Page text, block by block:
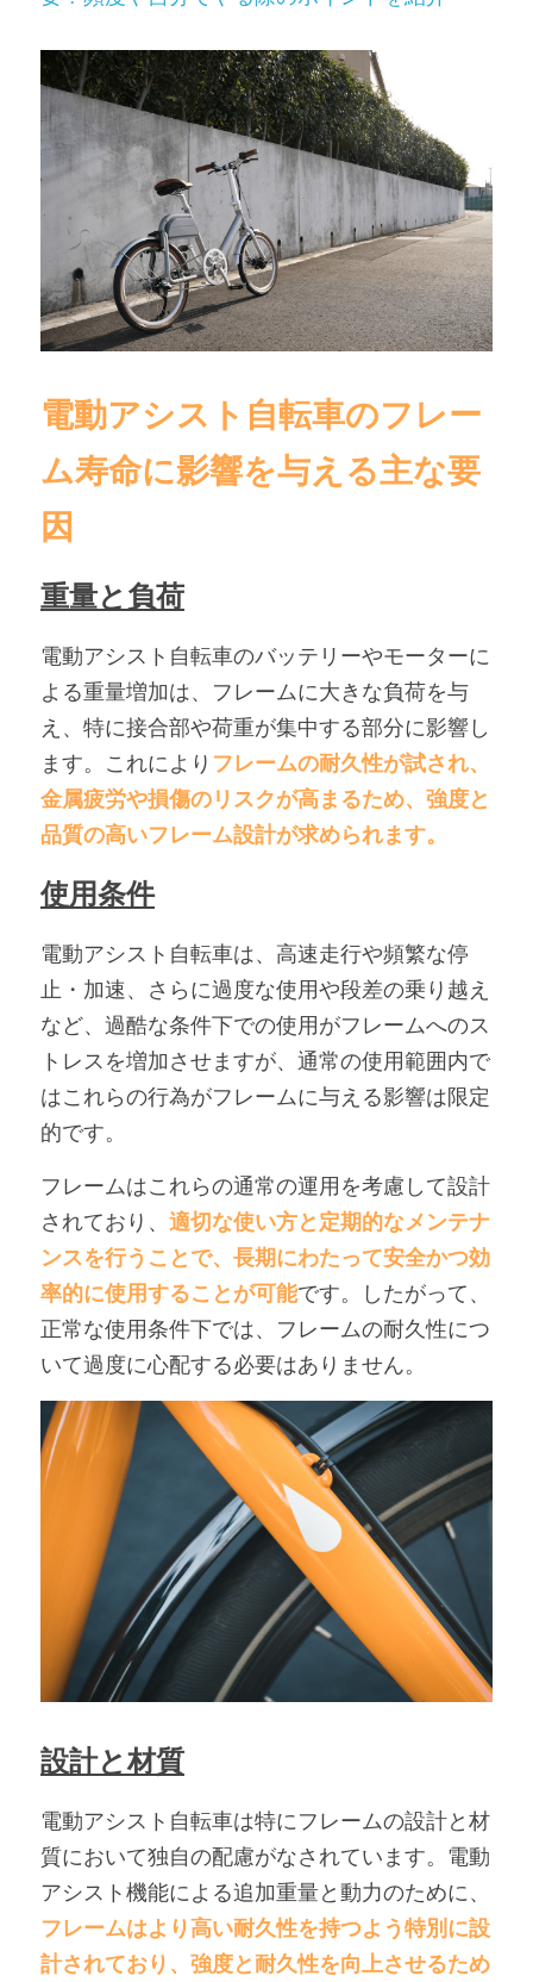
電動アシスト自転車のフレー
ム寿命に影響を与える主な要
因
重量と負荷
電動アシスト自転車のバッテリーやモーターに
よる重量増加は、フレームに大きな負荷を与
え、特に接合部や荷重が集中する部分に影響し
ます。これにより フレームの耐久性が試され、
金属疲労や損傷のリスクが高まるため、強度と
品質の高いフレーム設計が求められます。
使用条件
電動アシスト自転車は、高速走行や頻繁な停
止・加速、さらに過度な使用や段差の乗り越え
など、過酷な条件下での使用がフレームへのス
トレスを増加させますが、通常の使用範囲内で
はこれらの行為がフレームに与える影響は限定
的です。
フレームはこれらの通常の運用を考慮して設計
されており、 適切な使い方と定期的なメンテナ
ンスを行うことで、長期にわたって安全かつ効
率的に使用することが可能です。したがって、
正常な使用条件下では、フレームの耐久性につ
いて過度に心配する必要はありません。
設計と材質
電動アシスト自転車は特にフレームの設計と材
質において独自の配慮がなされています。電動
アシスト機能による追加重量と動力のために、
フレームはより高い耐久性を持つよう特別に設
計されており、強度と耐久性を向上させるため